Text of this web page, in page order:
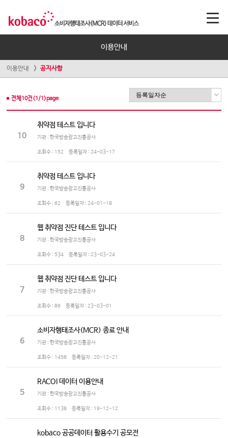
이용안내
이용안내 공지사항
전체 10건(1 /1 )page
10
취약점 테스트 입니다
기관 : 한국방송광고진흥공사
조회수 : 152 등록일자 : 24-03-17
9
취약점 테스트 입니다
기관 : 한국방송광고진흥공사
조회수 : 62 등록일자 : 24-01-18
8
웹 취약점 진단 테스트 입니다
기관 : 한국방송광고진흥공사
조회수 : 534 등록일자 : 23-03-24
7
웹 취약점 진단 테스트 입니다
기관 : 한국방송광고진흥공사
조회수 : 86 등록일자 : 23-03-01
6
소비자행태조사(MCR) 종료 안내
기관 : 한국방송광고진흥공사
조회수 : 1458 등록일자 : 20-12-21
5
RACOI 데이터 이용안내
기관 : 한국방송광고진흥공사
조회수 : 1138 등록일자 : 19-12-12
kobaco 공공데이터 활용수기 공모전